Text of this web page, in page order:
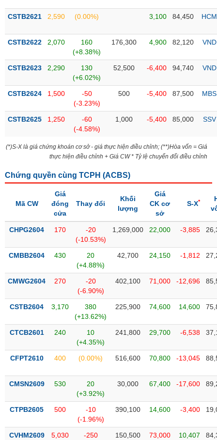
liệu
lý
trường
CSTB2621 2,590 (0.00%) 3,100 84,450 HCM
CSTB2622 2,070
160
(+8.38%)
176,300 4,900 82,120 VND
CSTB2623 2,290
130
(+6.02%)
52,500 -6,400 94,740 VND
CSTB2624 1,500
-50
(-3.23%)
500 -5,400 87,500 MBS
CSTB2625 1,250
-60
(-4.58%)
1,000 -5,400 85,000 SSV
(*)S-X là giá chứng khoán cơ sở - giá thực hiện điều chỉnh; (**)Hòa vốn = Giá
thực hiện điều chỉnh + Giá CW * Tỷ lệ chuyển đổi điều chỉnh
Chứng quyền cùng TCPH (ACBS)
Mã CW
Giá
đóng
cửa
Thay đổi
Khối
lượng
Giá
CK cơ
sở
S-X*
CHPG2604 170
-20
(-10.53%)
1,269,000 22,000 -3,885
CMBB2604 430
20
(+4.88%)
42,700 24,150 -1,812
CMWG2604 270
-20
(-6.90%)
402,100 71,000 -12,696
CSTB2604 3,170
380
(+13.62%)
225,900 74,600 14,600
CTCB2601 240
10
(+4.35%)
241,800 29,700 -6,538
CFPT2610 400 (0.00%) 516,600 70,800 -13,045
CMSN2609 530
20
(+3.92%)
30,000 67,400 -17,600
CTPB2605 500
-10
(-1.96%)
390,100 14,600 -3,400
CVHM2609 5,030
-250
150,500 73,000 10,407
TIÊU
KHÔNG
YẾU
DÙNG
SÓC
SỨC
CHÍNH
CÔNG
NGHỆ
TIN
DỊCH